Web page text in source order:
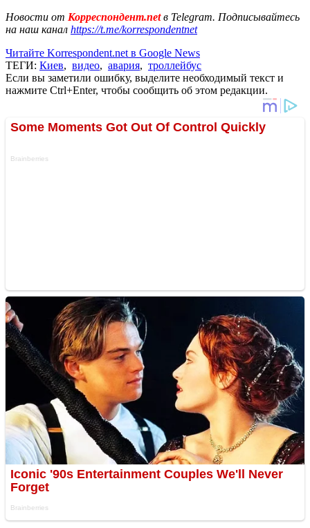
Новости от Корреспондент.netв Telegram. Подписывайтесь
на наш канал https://t.me/korrespondentnet
Читайте Korrespondent.net в Google News
ТЕГИ: Киев, видео, авария, троллейбус
Если вы заметили ошибку, выделите необходимый текст и
нажмите Ctrl+Enter, чтобы сообщить об этом редакции.